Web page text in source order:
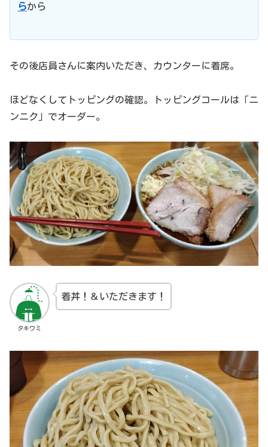
らから
その後店員さんに案内いただき、カウンターに着席。
ほどなくしてトッピングの確認。トッピングコールは「ニ
ンニク」でオーダー。
タキワミ
着丼！＆いただきます！